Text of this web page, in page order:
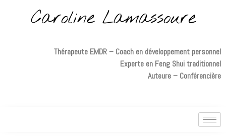
Caroline Lamassoure
Thérapeute EMDR – Coach en développement personnel
Experte en Feng Shui traditionnel
Auteure – Conférencière